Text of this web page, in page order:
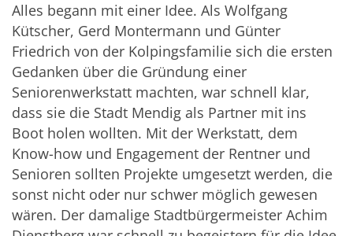
Alles begann mit einer Idee. Als Wolfgang
Kütscher, Gerd Montermann und Günter
Friedrich von der Kolpingsfamilie sich die ersten
Gedanken über die Gründung einer
Seniorenwerkstatt machten, war schnell klar,
dass sie die Stadt Mendig als Partner mit ins
Boot holen wollten. Mit der Werkstatt, dem
Know-how und Engagement der Rentner und
Senioren sollten Projekte umgesetzt werden, die
sonst nicht oder nur schwer möglich gewesen
wären. Der damalige Stadtbürgermeister Achim